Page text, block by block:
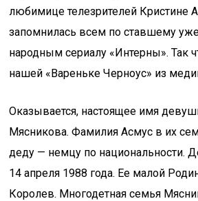
любимице телезрителей Кристине
запомнилась всем по ставшему
народным сериалу «Интерны». Так
нашей «Вареньке Черноус» из
Оказывается, настоящее имя
Мясникова. Фамилия Асмус в их
деду — немцу по национальности.
14 апреля 1988 года. Ее малой
Королев. Многодетная семья